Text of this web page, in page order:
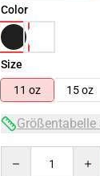
Color
Size
11 oz
15 oz
Größentabelle